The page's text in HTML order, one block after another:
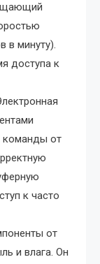
в минуту).
доступа к
команды от
к часто
от
и влага. Он